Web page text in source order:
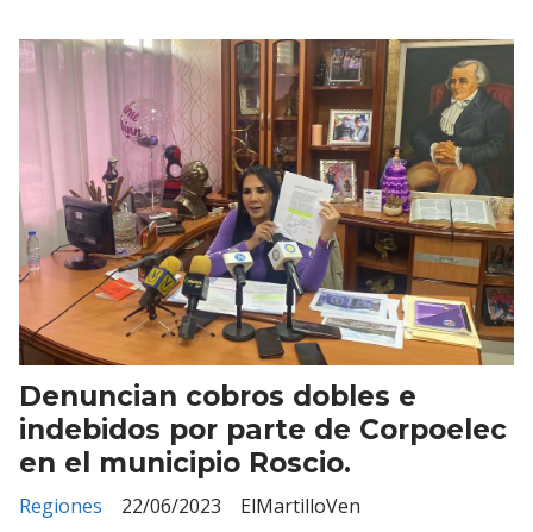
Denuncian cobros dobles e
indebidos por parte de Corpoelec
en el municipio Roscio.
ElMartilloVen
Regiones 22/06/2023